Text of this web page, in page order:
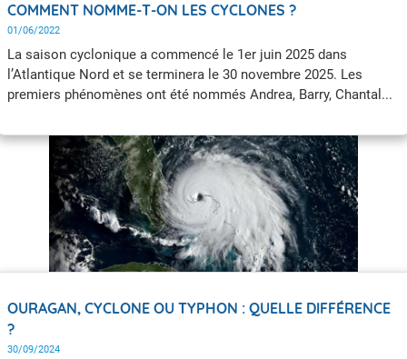
COMMENT NOMME-T-ON LES CYCLONES ?
01/06/2022
La saison cyclonique a commencé le 1er juin 2025 dans
l’Atlantique Nord et se terminera le 30 novembre 2025. Les
premiers phénomènes ont été nommés Andrea, Barry, Chantal...
nommmera Nestor. Comment ces noms sont-ils choisis ? Que
fait-on si le nombre de phénomènes nommés pendant la saison
dépasse le nombre de noms contenus sur la liste ?
OURAGAN, CYCLONE OU TYPHON : QUELLE DIFFÉRENCE
?
30/09/2024